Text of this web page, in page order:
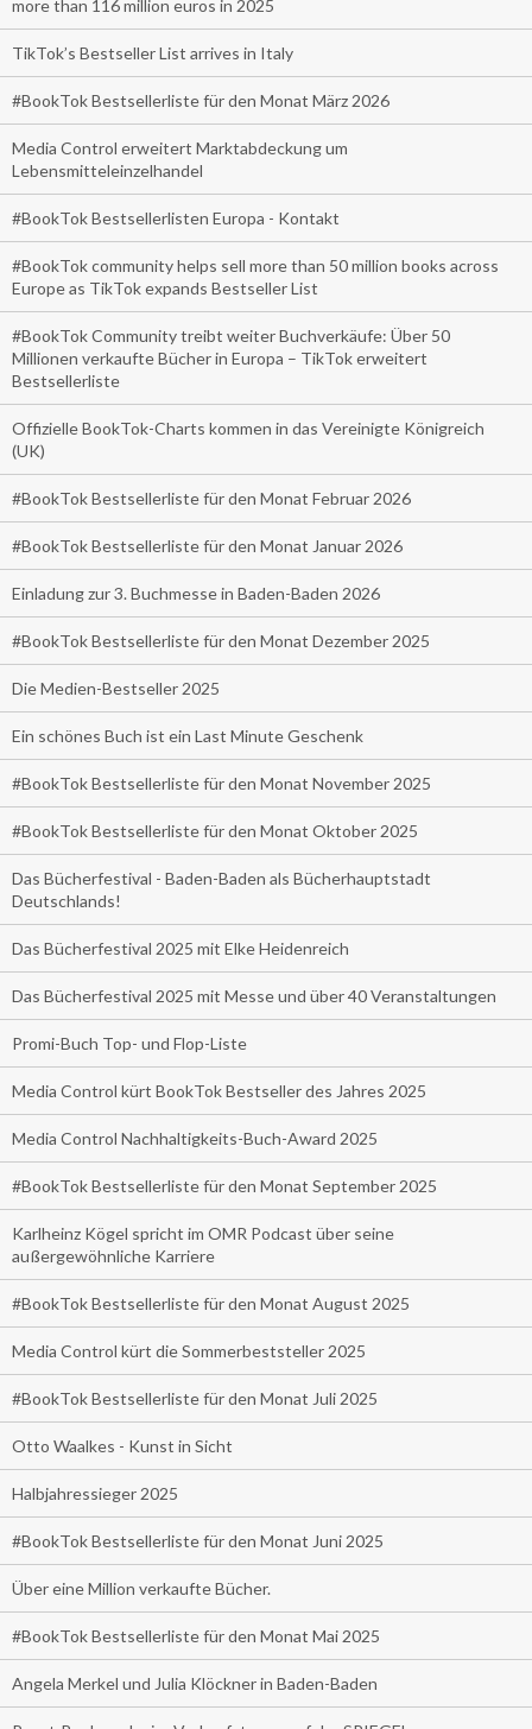
more than 116 million euros in 2025
TikTok’s Bestseller List arrives in Italy
#BookTok Bestsellerliste für den Monat März 2026
Media Control erweitert Marktabdeckung um
Lebensmitteleinzelhandel
#BookTok Bestsellerlisten Europa - Kontakt
#BookTok community helps sell more than 50 million books across
Europe as TikTok expands Bestseller List
#BookTok Community treibt weiter Buchverkäufe: Über 50
Millionen verkaufte Bücher in Europa – TikTok erweitert
Bestsellerliste
Offizielle BookTok-Charts kommen in das Vereinigte Königreich
(UK)
#BookTok Bestsellerliste für den Monat Februar 2026
#BookTok Bestsellerliste für den Monat Januar 2026
Einladung zur 3. Buchmesse in Baden-Baden 2026
#BookTok Bestsellerliste für den Monat Dezember 2025
Die Medien-Bestseller 2025
Ein schönes Buch ist ein Last Minute Geschenk
#BookTok Bestsellerliste für den Monat November 2025
#BookTok Bestsellerliste für den Monat Oktober 2025
Das Bücherfestival - Baden-Baden als Bücherhauptstadt
Deutschlands!
Das Bücherfestival 2025 mit Elke Heidenreich
Das Bücherfestival 2025 mit Messe und über 40 Veranstaltungen
Promi-Buch Top- und Flop-Liste
Media Control kürt BookTok Bestseller des Jahres 2025
Media Control Nachhaltigkeits-Buch-Award 2025
#BookTok Bestsellerliste für den Monat September 2025
Karlheinz Kögel spricht im OMR Podcast über seine
außergewöhnliche Karriere
#BookTok Bestsellerliste für den Monat August 2025
Media Control kürt die Sommerbeststeller 2025
#BookTok Bestsellerliste für den Monat Juli 2025
Otto Waalkes - Kunst in Sicht
Halbjahressieger 2025
#BookTok Bestsellerliste für den Monat Juni 2025
Über eine Million verkaufte Bücher.
#BookTok Bestsellerliste für den Monat Mai 2025
Angela Merkel und Julia Klöckner in Baden-Baden